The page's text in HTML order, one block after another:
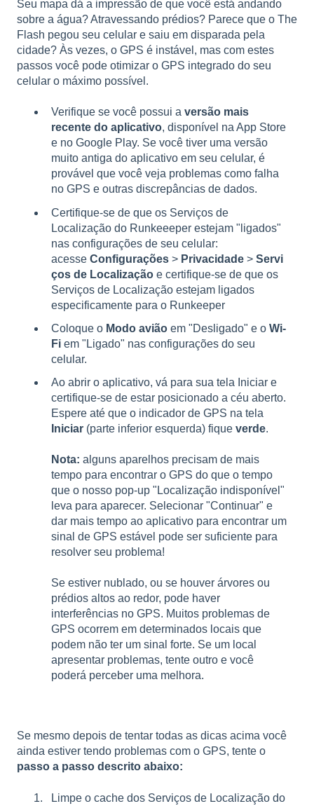
Seu mapa dá a impressão de que você está andando
sobre a água? Atravessando prédios? Parece que o The
Flash pegou seu celular e saiu em disparada pela
cidade? Às vezes, o GPS é instável, mas com estes
passos você pode otimizar o GPS integrado do seu
celular o máximo possível.
Verifique se você possui a versão mais
recente do aplicativo, disponível na App Store
e no Google Play. Se você tiver uma versão
muito antiga do aplicativo em seu celular, é
provável que você veja problemas como falha
no GPS e outras discrepâncias de dados.
Certifique-se de que os Serviços de
Localização do Runkeeeper estejam "ligados"
nas configurações de seu celular:
acesse Configurações > Privacidade > Servi
ços de Localização e certifique-se de que os
Serviços de Localização estejam ligados
especificamente para o Runkeeper
Coloque o Modo avião em "Desligado" e o Wi-
Fi em "Ligado" nas configurações do seu
celular.
Ao abrir o aplicativo, vá para sua tela Iniciar e
certifique-se de estar posicionado a céu aberto.
Espere até que o indicador de GPS na tela
Iniciar (parte inferior esquerda) fique verde.
Nota: alguns aparelhos precisam de mais
tempo para encontrar o GPS do que o tempo
que o nosso pop-up "Localização indisponível"
leva para aparecer. Selecionar "Continuar" e
dar mais tempo ao aplicativo para encontrar um
sinal de GPS estável pode ser suficiente para
resolver seu problema!
Se estiver nublado, ou se houver árvores ou
prédios altos ao redor, pode haver
interferências no GPS. Muitos problemas de
GPS ocorrem em determinados locais que
podem não ter um sinal forte. Se um local
apresentar problemas, tente outro e você
poderá perceber uma melhora.
Se mesmo depois de tentar todas as dicas acima você
ainda estiver tendo problemas com o GPS, tente o
passo a passo descrito abaixo:
Limpe o cache dos Serviços de Localização do